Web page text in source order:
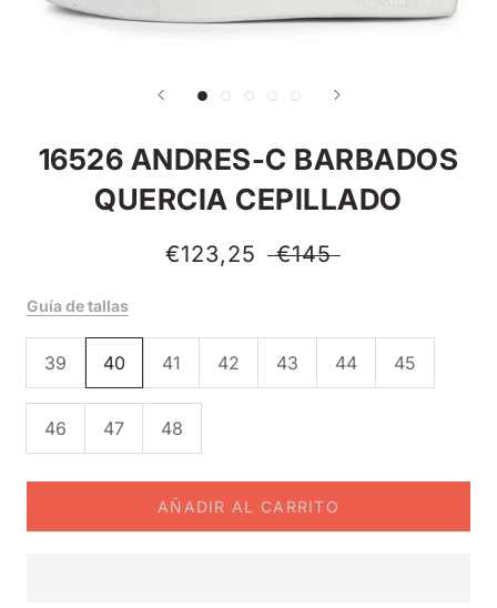
16526 ANDRES-C BARBADOS
QUERCIA CEPILLADO
€123,25 €145
Guía de tallas
39 40 41 42 43 44 45
46 47 48
AÑADIR AL CARRITO